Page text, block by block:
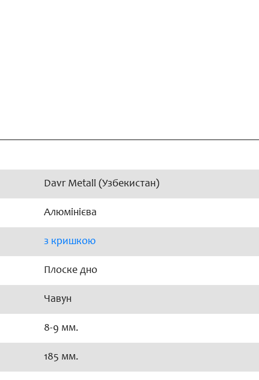
Davr Metall (Узбекистан)
Алюмінієва
з кришкою
Плоске дно
Чавун
8-9 мм.
185 мм.